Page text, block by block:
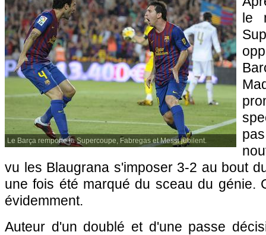
Le Barça remporte la Supercoupe, Fabregas et Messi jubilent.
le
vu les Blaugrana s'imposer 3-2 au bout
une fois été marqué du sceau du génie.
évidemment.
Auteur d'un doublé et d'une passe